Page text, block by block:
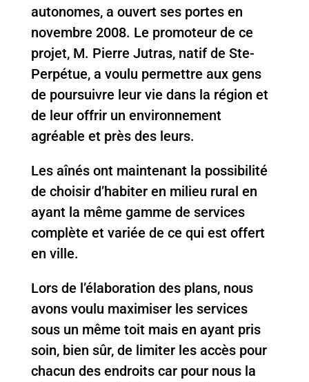
autonomes, a ouvert ses portes en
novembre 2008. Le promoteur de ce
projet, M. Pierre Jutras, natif de Ste-
Perpétue, a voulu permettre aux gens
de poursuivre leur vie dans la région et
de leur offrir un environnement
agréable et près des leurs.
Les aînés ont maintenant la possibilité
de choisir d’habiter en milieu rural en
ayant la même gamme de services
complète et variée de ce qui est offert
en ville.
Lors de l’élaboration des plans, nous
avons voulu maximiser les services
sous un même toit mais en ayant pris
soin, bien sûr, de limiter les accès pour
chacun des endroits car pour nous la